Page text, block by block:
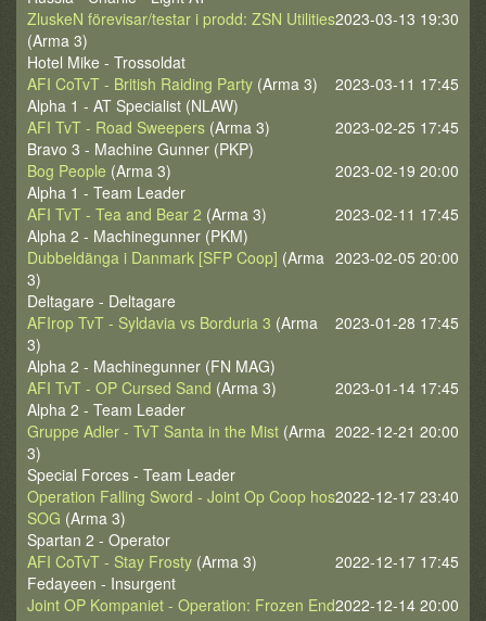
2023-03-13 19:30
ZluskeN förevisar/testar i prodd: ZSN Utilities
(Arma 3)
Hotel Mike - Trossoldat
2023-03-11 17:45
AFI CoTvT - British Raiding Party (Arma 3)
Alpha 1 - AT Specialist (NLAW)
2023-02-25 17:45
AFI TvT - Road Sweepers (Arma 3)
Bravo 3 - Machine Gunner (PKP)
2023-02-19 20:00
Bog People (Arma 3)
Alpha 1 - Team Leader
2023-02-11 17:45
AFI TvT - Tea and Bear 2 (Arma 3)
Alpha 2 - Machinegunner (PKM)
2023-02-05 20:00
Dubbeldänga i Danmark [SFP Coop] (Arma
3)
Deltagare - Deltagare
2023-01-28 17:45
AFIrop TvT - Syldavia vs Borduria 3 (Arma
3)
Alpha 2 - Machinegunner (FN MAG)
2023-01-14 17:45
AFI TvT - OP Cursed Sand (Arma 3)
Alpha 2 - Team Leader
2022-12-21 20:00
Gruppe Adler - TvT Santa in the Mist (Arma
3)
Special Forces - Team Leader
2022-12-17 23:40
Operation Falling Sword - Joint Op Coop hos
SOG (Arma 3)
Spartan 2 - Operator
2022-12-17 17:45
AFI CoTvT - Stay Frosty (Arma 3)
Fedayeen - Insurgent
2022-12-14 20:00
Joint OP Kompaniet - Operation: Frozen End